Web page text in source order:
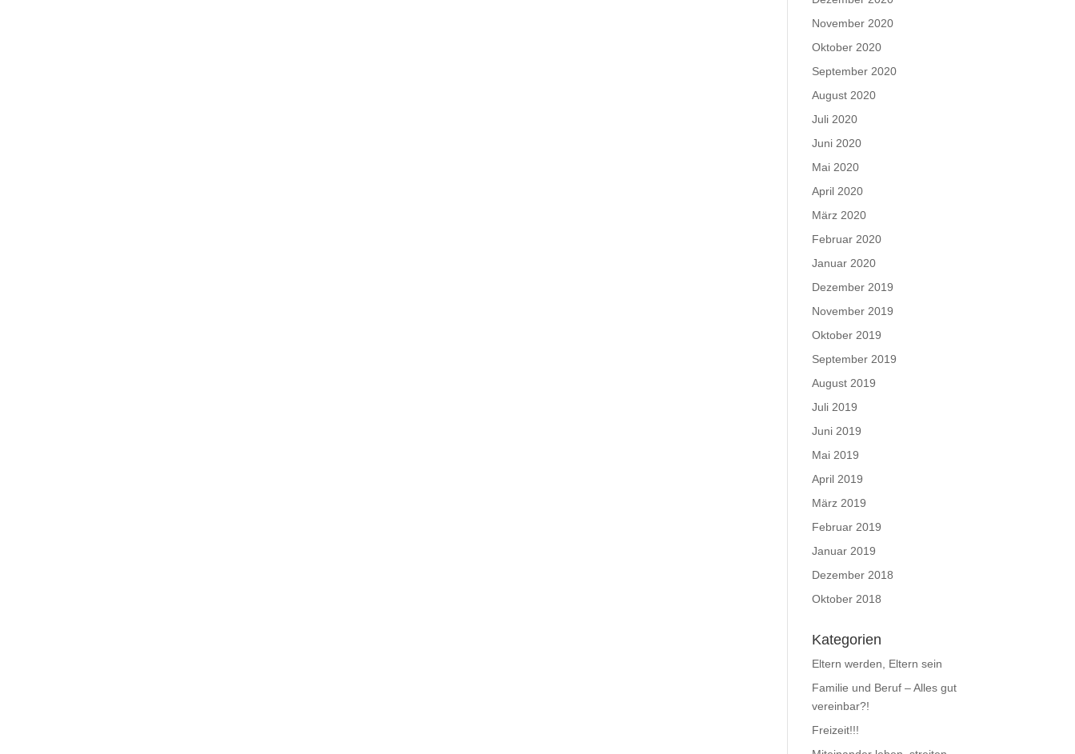
November 2020
Oktober 2020
September 2020
August 2020
Juli 2020
Juni 2020
Mai 2020
April 2020
März 2020
Februar 2020
Januar 2020
Dezember 2019
November 2019
Oktober 2019
September 2019
August 2019
Juli 2019
Juni 2019
Mai 2019
April 2019
März 2019
Februar 2019
Januar 2019
Dezember 2018
Oktober 2018
Kategorien
Eltern werden, Eltern sein
Familie und Beruf – Alles gut
vereinbar?!
Freizeit!!!